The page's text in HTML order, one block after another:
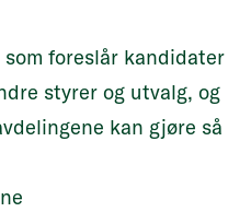
foreslår kandidater
styrer og utvalg, og
kan gjøre så